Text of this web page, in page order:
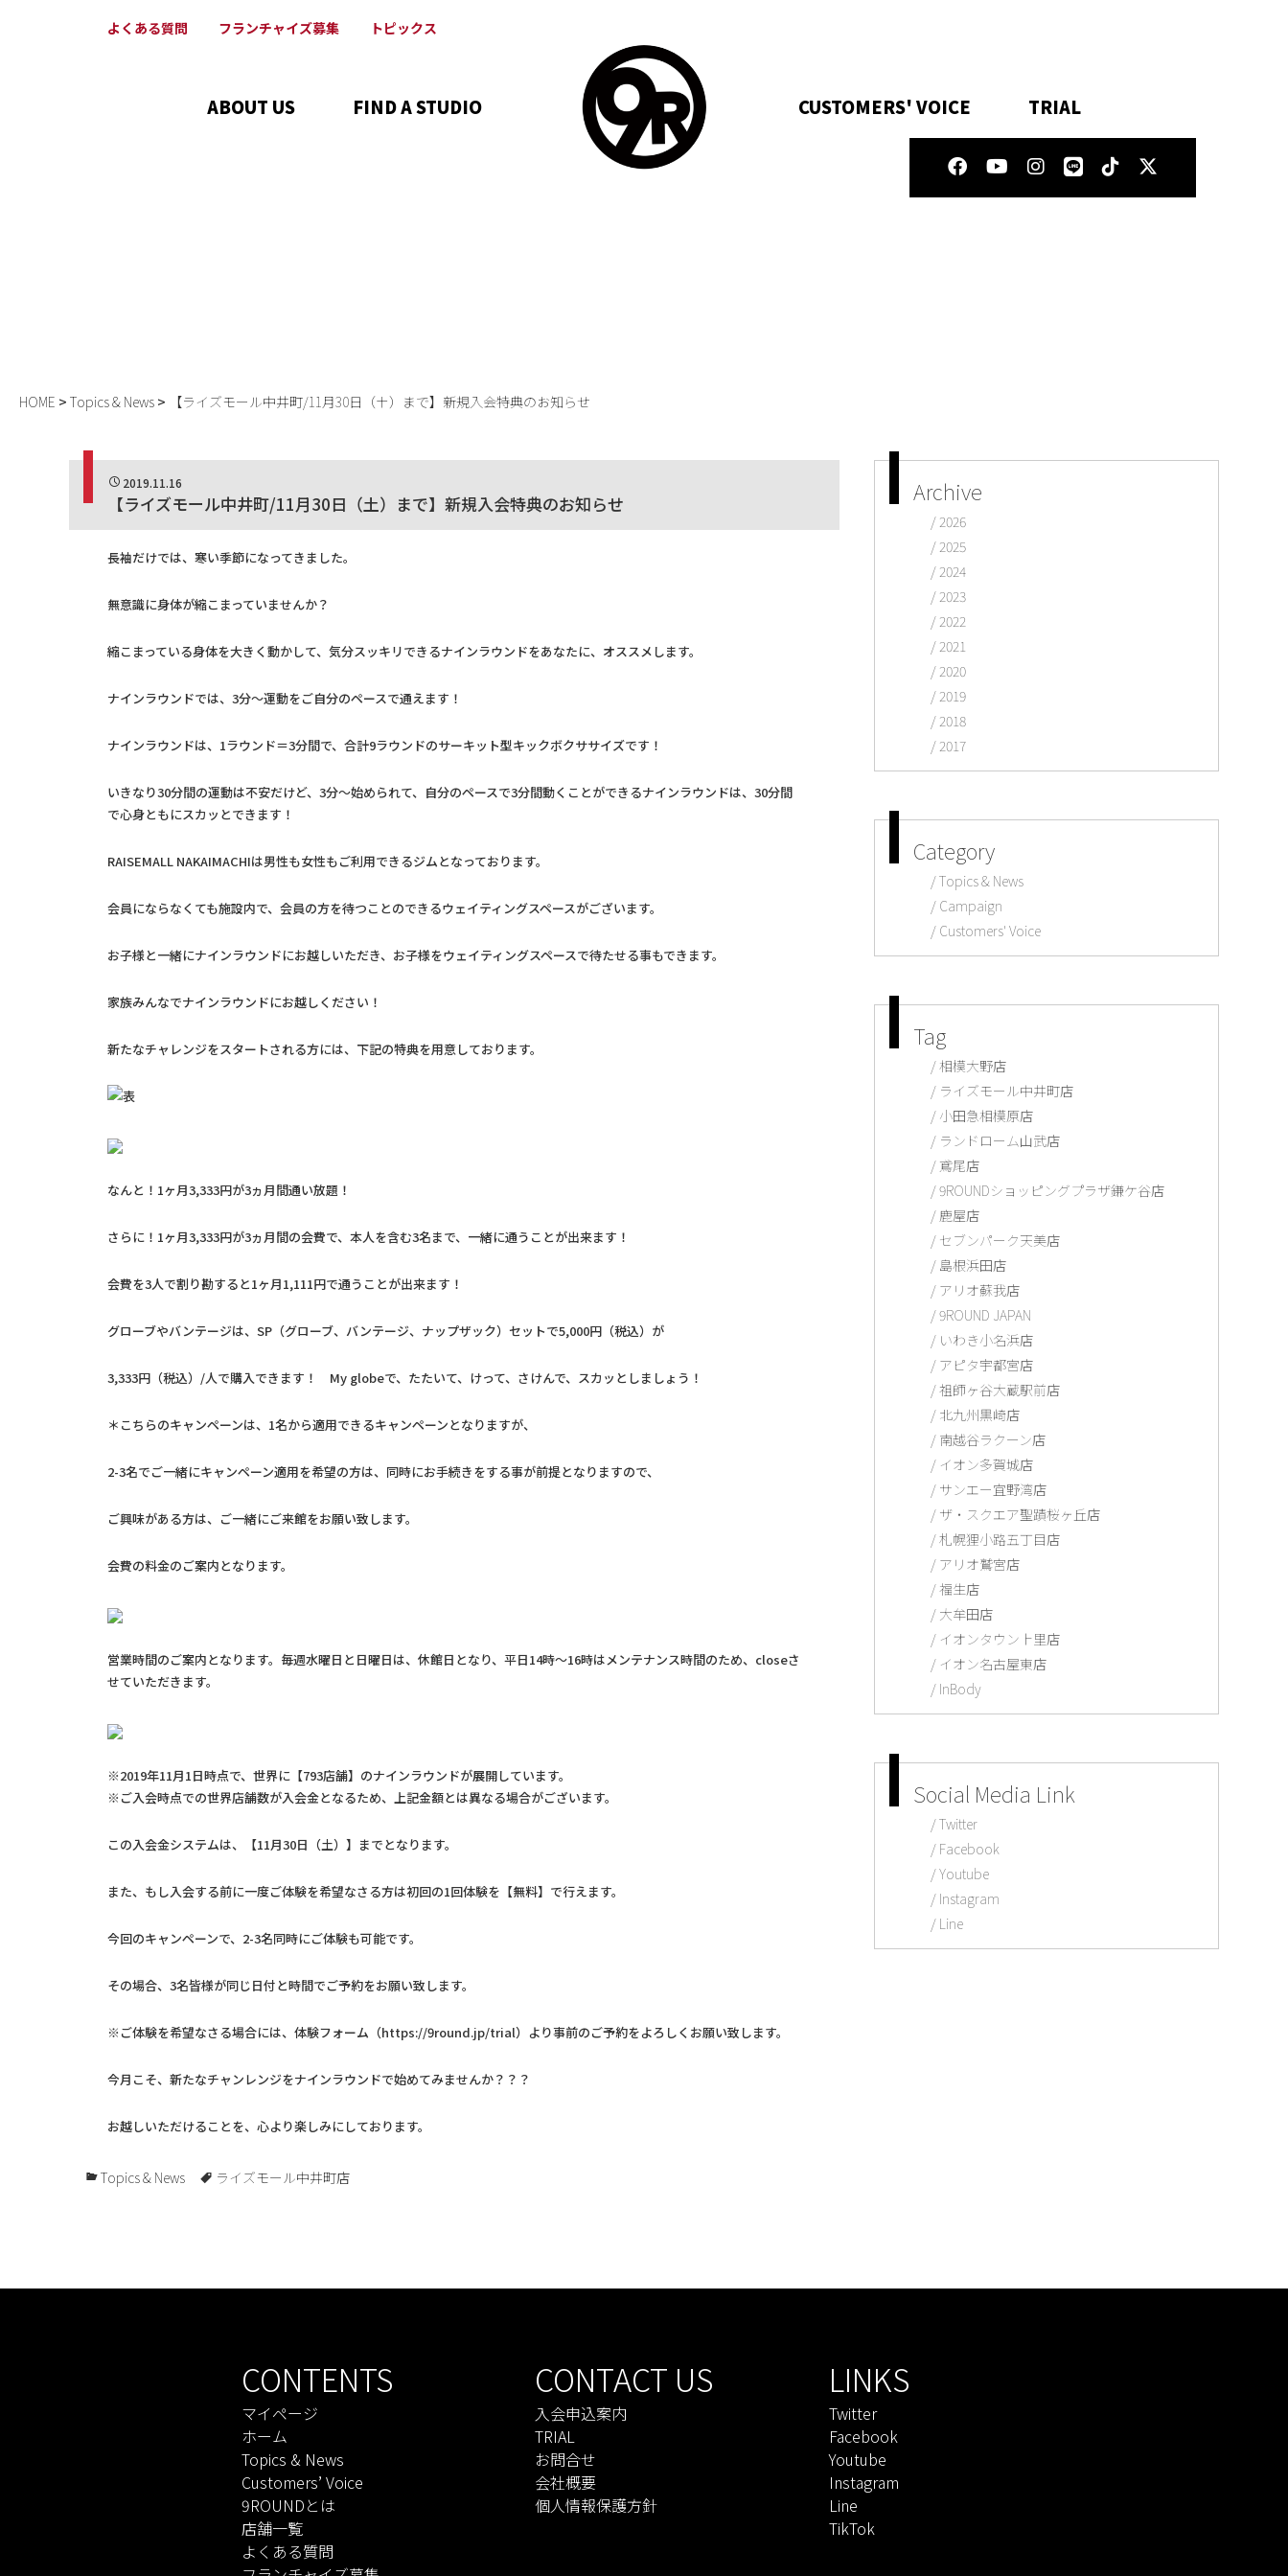
よくある質問 フランチャイズ募集 トピックス
ABOUT US FIND A STUDIO CUSTOMERS' VOICE TRIAL
HOME Topics & News 【ライズモール中井町/11月30日（土）まで】新規入会特典のお知らせ
2019.11.16
【ライズモール中井町/11月30日（土）まで】新規入会特典のお知らせ
長袖だけでは、寒い季節になってきました。
無意識に身体が縮こまっていませんか？
縮こまっている身体を大きく動かして、気分スッキリできるナインラウンドをあなたに、オススメします。
ナインラウンドでは、3分～運動をご自分のペースで通えます！
ナインラウンドは、1ラウンド＝3分間で、合計9ラウンドのサーキット型キックボクササイズです！
いきなり30分間の運動は不安だけど、3分～始められて、自分のペースで3分間動くことができるナインラウンドは、30分間
で心身ともにスカッとできます！
RAISEMALL NAKAIMACHIは男性も女性もご利用できるジムとなっております。
会員にならなくても施設内で、会員の方を待つことのできるウェイティングスペースがございます。
お子様と一緒にナインラウンドにお越しいただき、お子様をウェイティングスペースで待たせる事もできます。
家族みんなでナインラウンドにお越しください！
新たなチャレンジをスタートされる方には、下記の特典を用意しております。
なんと！1ヶ月3,333円が3ヵ月間通い放題！
さらに！1ヶ月3,333円が3ヵ月間の会費で、本人を含む3名まで、一緒に通うことが出来ます！
会費を3人で割り勘すると1ヶ月1,111円で通うことが出来ます！
グローブやバンテージは、SP（グローブ、バンテージ、ナップザック）セットで5,000円（税込）が
3,333円（税込）/人で購入できます！ My globeで、たたいて、けって、さけんで、スカッとしましょう！
＊こちらのキャンペーンは、1名から適用できるキャンペーンとなりますが、
2-3名でご一緒にキャンペーン適用を希望の方は、同時にお手続きをする事が前提となりますので、
ご興味がある方は、ご一緒にご来館をお願い致します。
会費の料金のご案内となります。
営業時間のご案内となります。毎週水曜日と日曜日は、休館日となり、平日14時～16時はメンテナンス時間のため、closeさ
せていただきます。
※2019年11月1日時点で、世界に【793店舗】のナインラウンドが展開しています。
※ご入会時点での世界店舗数が入会金となるため、上記金額とは異なる場合がございます。
この入会金システムは、【11月30日（土）】までとなります。
また、もし入会する前に一度ご体験を希望なさる方は初回の1回体験を【無料】で行えます。
今回のキャンペーンで、2-3名同時にご体験も可能です。
その場合、3名皆様が同じ日付と時間でご予約をお願い致します。
※ご体験を希望なさる場合には、体験フォーム（https://9round.jp/trial）より事前のご予約をよろしくお願い致します。
今月こそ、新たなチャンレンジをナインラウンドで始めてみませんか？？？
お越しいただけることを、心より楽しみにしております。
Topics & News ライズモール中井町店
Archive
2026
2025
2024
2023
2022
2021
2020
2019
2018
2017
Category
Topics & News
Campaign
Customers' Voice
Tag
相模大野店
ライズモール中井町店
小田急相模原店
ランドローム山武店
鳶尾店
9ROUNDショッピングプラザ鎌ケ谷店
鹿屋店
セブンパーク天美店
島根浜田店
アリオ蘇我店
9ROUND JAPAN
いわき小名浜店
アピタ宇都宮店
祖師ヶ谷大蔵駅前店
北九州黒崎店
南越谷ラクーン店
イオン多賀城店
サンエー宜野湾店
ザ・スクエア聖蹟桜ヶ丘店
札幌狸小路五丁目店
アリオ鷲宮店
福生店
大牟田店
イオンタウン上里店
イオン名古屋東店
InBody
Social Media Link
Twitter
Facebook
Youtube
Instagram
Line
CONTENTS
マイページ
ホーム
Topics & News
Customers’ Voice
9ROUNDとは
店舗一覧
よくある質問
CONTACT US
入会申込案内
TRIAL
お問合せ
会社概要
個人情報保護方針
LINKS
Twitter
Facebook
Youtube
Instagram
Line
TikTok